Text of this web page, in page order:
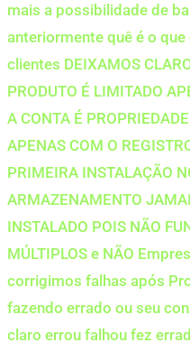
mais a possibilidade de
anteriormente quê é o
clientes DEIXAMOS
PRODUTO É LIMITADO
A CONTA É
APENAS COM O
PRIMEIRA INSTALAÇÃO
ARMAZENAMENTO
INSTALADO POIS NÃO
MÚLTIPLOS e NÃO
corrigimos falhas após
fazendo errado ou seu
claro errou falhou fez